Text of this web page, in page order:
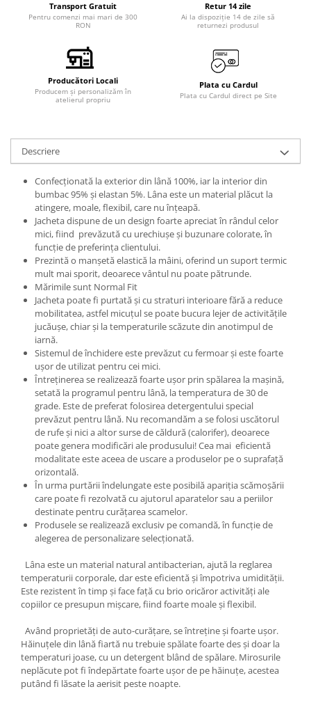
Transport Gratuit
Pentru comenzi mai mari de 300
RON
Retur 14 zile
Ai la dispoziție 14 de zile să
returnezi produsul
Producători Locali
Producem și personalizăm în
atelierul propriu
Plata cu Cardul
Plata cu Cardul direct pe Site
Descriere
Confecționată la exterior din lână 100%, iar la interior din
bumbac 95% și elastan 5%. Lâna este un material plăcut la
atingere, moale, flexibil, care nu înțeapă.
Jacheta dispune de un design foarte apreciat în rândul celor
mici, fiind prevăzută cu urechiușe și buzunare colorate, în
funcție de preferința clientului.
Prezintă o manșetă elastică la mâini, oferind un suport termic
mult mai sporit, deoarece vântul nu poate pătrunde.
Mărimile sunt Normal Fit
Jacheta poate fi purtată și cu straturi interioare fără a reduce
mobilitatea, astfel micuțul se poate bucura lejer de activitățile
jucăușe, chiar și la temperaturile scăzute din anotimpul de
iarnă.
Sistemul de închidere este prevăzut cu fermoar și este foarte
ușor de utilizat pentru cei mici.
Întreținerea se realizează foarte ușor prin spălarea la mașină,
setată la programul pentru lână, la temperatura de 30 de
grade. Este de preferat folosirea detergentului special
prevăzut pentru lână. Nu recomandăm a se folosi uscătorul
de rufe și nici a altor surse de căldură (calorifer), deoarece
poate genera modificări ale produsului! Cea mai eficientă
modalitate este aceea de uscare a produselor pe o suprafață
orizontală.
În urma purtării îndelungate este posibilă apariția scămoșării
care poate fi rezolvată cu ajutorul aparatelor sau a periilor
destinate pentru curățarea scamelor.
Produsele se realizează exclusiv pe comandă, în funcție de
alegerea de personalizare selecționată.
Lâna este un material natural antibacterian, ajută la reglarea
temperaturii corporale, dar este eficientă și împotriva umidității.
Este rezistent în timp și face față cu brio oricăror activități ale
copiilor ce presupun mișcare, fiind foarte moale și flexibil.
Având proprietăți de auto-curățare, se întreține și foarte ușor.
Hăinuțele din lână fiartă nu trebuie spălate foarte des și doar la
temperaturi joase, cu un detergent blând de spălare. Mirosurile
neplăcute pot fi îndepărtate foarte ușor de pe hăinuțe, acestea
putând fi lăsate la aerisit peste noapte.